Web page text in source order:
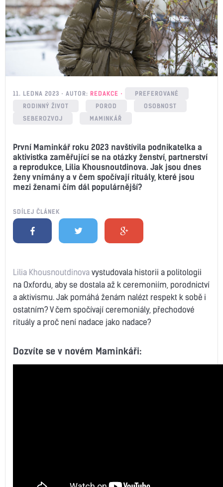
11. LEDNA 2023 AUTOR: REDAKCE
PREFEROVANÉ
RODINNÝ ŽIVOT
POROD
OSOBNOST
SEBEROZVOJ
MAMINKÁŘ
První Maminkář roku 2023 navštívila podnikatelka a
aktivistka zaměřující se na otázky ženství, partnerství
a reprodukce, Lilia Khousnoutdinova. Jak jsou dnes
ženy vnímány a v čem spočívají rituály, které jsou
mezi ženami čím dál populárnější?
SDÍLEJ ČLÁNEK
Lilia Khousnoutdinova vystudovala historii a politologii
na Oxfordu, aby se dostala až k ceremoniím, porodnictví
a aktivismu. Jak pomáhá ženám nalézt respekt k sobě i
ostatním? V čem spočívají ceremoniály, přechodové
rituály a proč není nadace jako nadace?
Dozvíte se v novém Maminkáři: